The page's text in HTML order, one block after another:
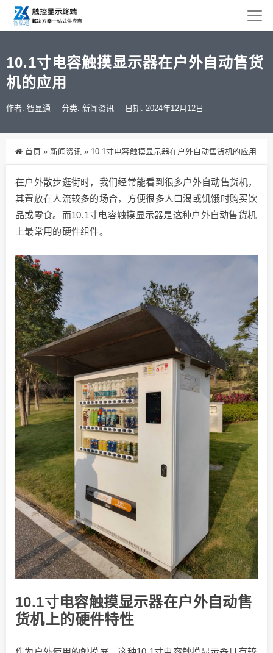
10.1寸电容触摸显示器在户外自动售货
机的应用
作者: 智显通 分类: 新闻资讯 日期: 2024年12月12日
首页 » 新闻资讯 » 10.1寸电容触摸显示器在户外自动售货机的应用
在户外散步逛街时，我们经常能看到很多户外自动售货机，
其置放在人流较多的场合，方便很多人口渴或饥饿时购买饮
品或零食。而10.1寸电容触摸显示器是这种户外自动售货机
上最常用的硬件组件。
10.1寸电容触摸显示器在户外自动售
货机上的硬件特性